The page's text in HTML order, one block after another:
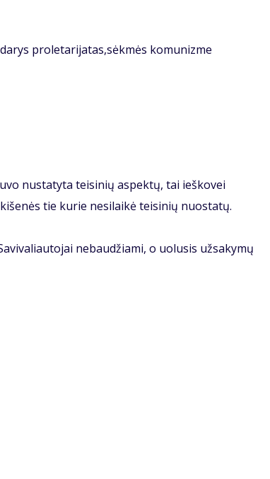
proletarijatas,sėkmės komunizme
nustatyta teisinių aspektų, tai ieškovei
tie kurie nesilaikė teisinių nuostatų.
nebaudžiami, o uolusis užsakymų